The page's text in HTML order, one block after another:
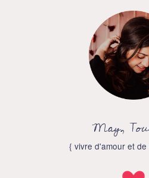
May,
{ vivre d'amour et